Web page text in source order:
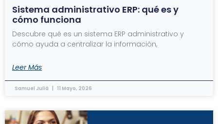
Sistema administrativo ERP: qué es y
cómo funciona
Descubre qué es un sistema ERP administrativo y
cómo ayuda a centralizar la información,
Leer Más
Samuel Juliá 11 Mayo, 2026